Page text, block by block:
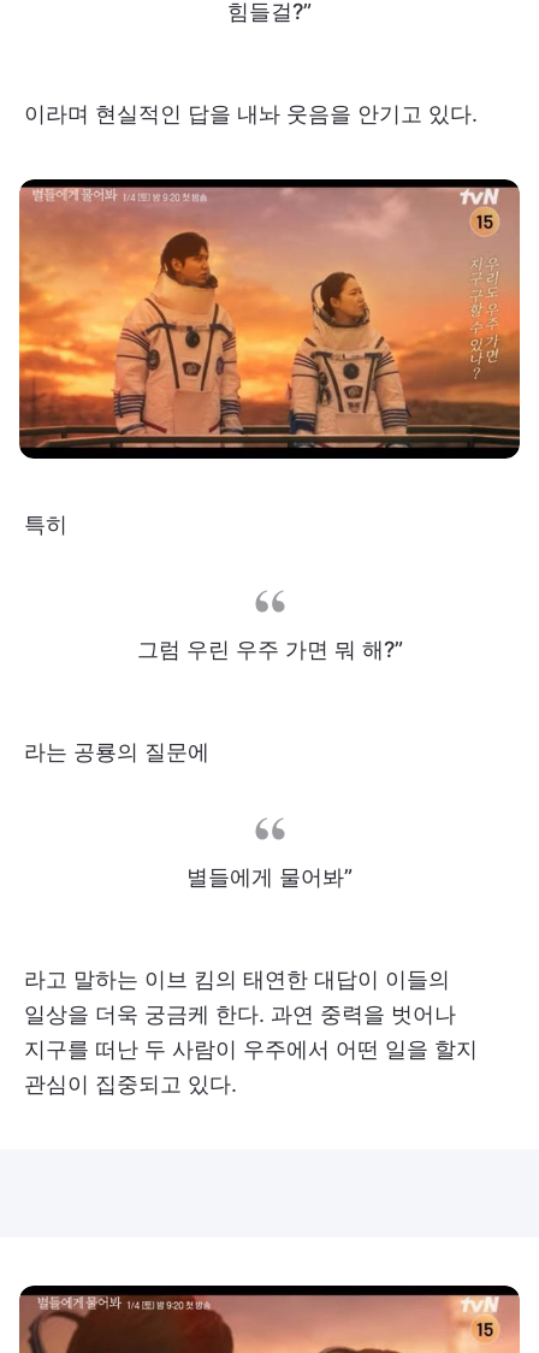
힘들걸?”
이라며 현실적인 답을 내놔 웃음을 안기고 있다.
특히
그럼 우린 우주 가면 뭐 해?”
라는 공룡의 질문에
별들에게 물어봐”
라고 말하는 이브 킴의 태연한 대답이 이들의
일상을 더욱 궁금케 한다. 과연 중력을 벗어나
지구를 떠난 두 사람이 우주에서 어떤 일을 할지
관심이 집중되고 있다.